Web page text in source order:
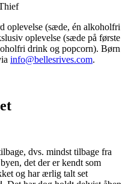
oplevelse (sæde, én alkoholfri
oplevelse (sæde på første
drink og popcorn). Børn
info@bellesrives.com.
dvs. mindst tilbage fra
det der er kendt som
og har ærlig talt set